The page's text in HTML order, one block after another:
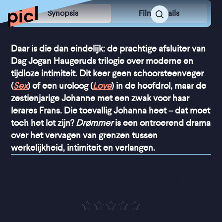
Synopsis Film Details
Daar is die dan eindelijk: de prachtige afsluiter van
Dag Jogan Haugeruds trilogie over moderne en
tijdloze intimiteit. Dit keer geen schoorsteenveger
(Sex) of een uroloog (Love) in de hoofdrol, maar de
zestienjarige Johanne met een zwak voor haar
lerares Frans. Die toevallig Johanna heet – dat moet
toch het lot zijn? Drømmeris een ontroerend drama
over het vervagen van grenzen tussen
werkelijkheid, intimiteit en verlangen.